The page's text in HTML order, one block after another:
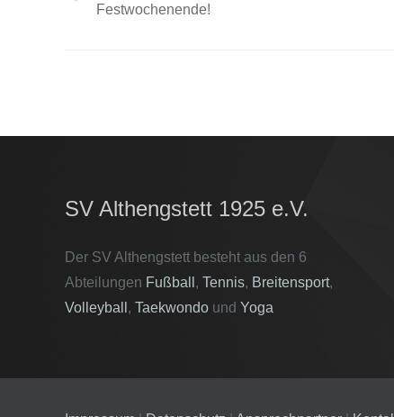
Festwochenende!
SV Althengstett 1925 e.V.
Der SV Althengstett besteht aus den 6
Abteilungen Fußball , Tennis, Breitensport,
Volleyball , Taekwondo und Yoga